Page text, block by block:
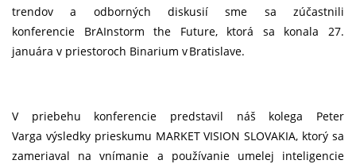
trendov a odborných diskusií sme sa zúčastnili
konferencie BrAInstorm the Future, ktorá sa konala 27.
januára v priestoroch Binarium v Bratislave.
V priebehu konferencie predstavil náš kolega Peter
Varga výsledky prieskumu MARKET VISION SLOVAKIA, ktorý sa
zameriaval na vnímanie a používanie umelej inteligencie